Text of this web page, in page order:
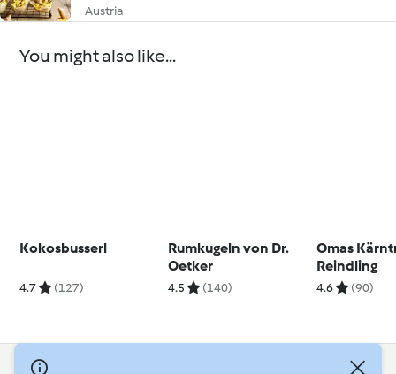
Austria
You might also like...
Kokosbusserl
4.7 (127)
Rumkugeln von Dr.
Oetker
4.5 (140)
Omas
Reindling
4.6 (90)